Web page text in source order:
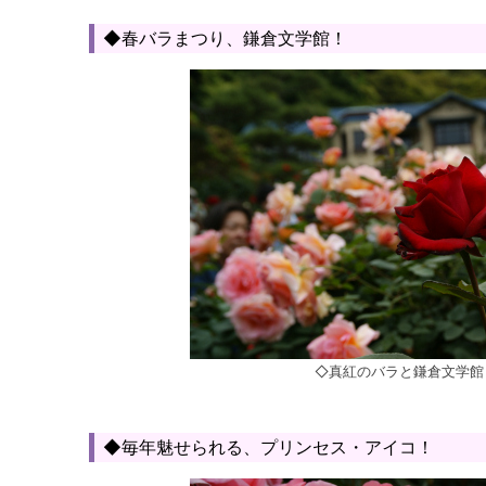
◆春バラまつり、鎌倉文学館！
◇真紅のバラと鎌倉文学館
◆毎年魅せられる、プリンセス・アイコ！